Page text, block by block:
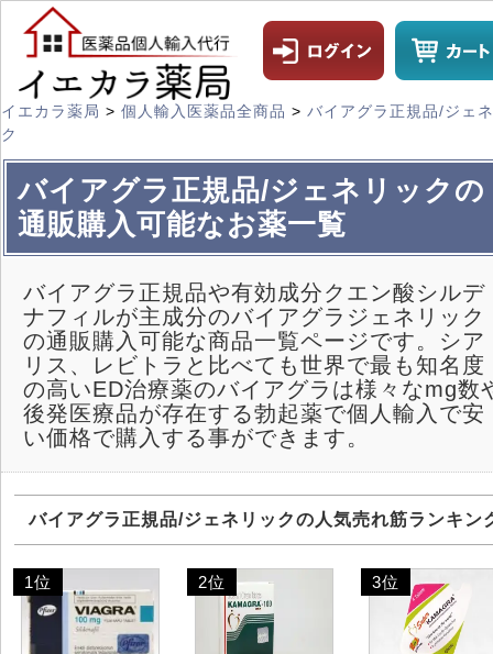
イエカラ薬局 > 個人輸入医薬品全商品 > バイアグラ正規品/ジェ
ク
バイアグラ正規品/ジェネリック の
通販購入可能なお薬一覧
バイアグラ正規品や有効成分クエン酸シルデ
ナフィルが主成分のバイアグラジェネリック
の通販購入可能な商品一覧ページです。シア
リス、レビトラと比べても世界で最も知名度
の高いED治療薬のバイアグラは様々なmg数
後発医療品が存在する勃起薬で個人輸入で安
い価格で購入する事ができます。
バイアグラ正規品/ジェネリックの人気売れ筋ランキン
1位 2位 3位